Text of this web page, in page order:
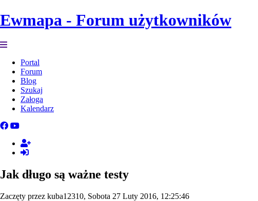
Ewmapa - Forum użytkowników
Portal
Forum
Blog
Szukaj
Załoga
Kalendarz
Jak długo są ważne testy
Zaczęty przez kuba12310, Sobota 27 Luty 2016, 12:25:46